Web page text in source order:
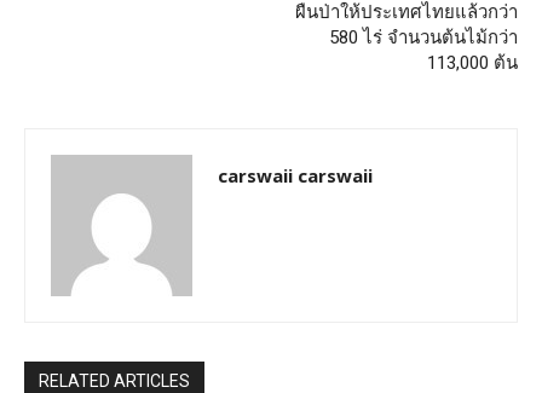
ผืนป่าให้ประเทศไทยแล้วกว่า
580 ไร่ จำนวนต้นไม้กว่า
113,000 ต้น
carswaii carswaii
RELATED ARTICLES